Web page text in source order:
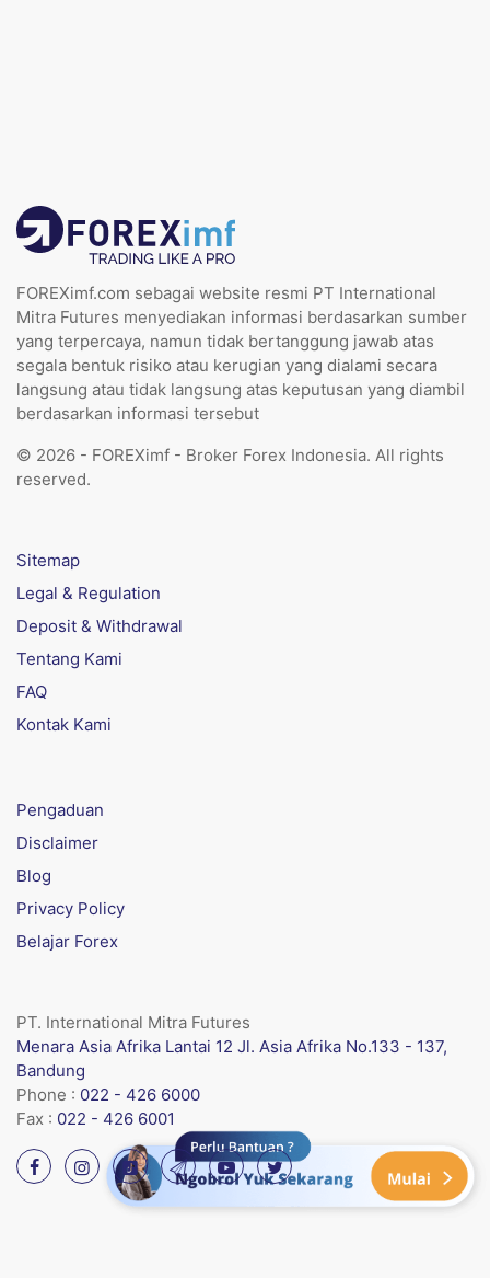
FOREXimf.com sebagai website resmi PT International
Mitra Futures menyediakan informasi berdasarkan sumber
yang terpercaya, namun tidak bertanggung jawab atas
segala bentuk risiko atau kerugian yang dialami secara
langsung atau tidak langsung atas keputusan yang diambil
berdasarkan informasi tersebut
© 2026 - FOREXimf - Broker Forex Indonesia. All rights
reserved.
Sitemap
Legal & Regulation
Deposit & Withdrawal
Tentang Kami
FAQ
Kontak Kami
Pengaduan
Disclaimer
Blog
Privacy Policy
Belajar Forex
PT. International Mitra Futures
Menara Asia Afrika Lantai 12 Jl. Asia Afrika No.133 - 137,
Bandung
Phone : 022 - 426 6000
Fax : 022 - 426 6001